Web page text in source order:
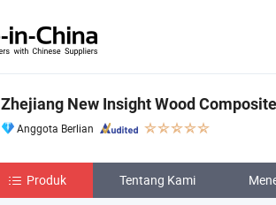
Zhejiang New Insight Wood
Anggota Berlian
Produk Tentang Kami